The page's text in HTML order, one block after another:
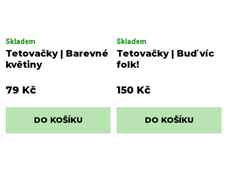
Tetovačky | Barevné
květiny
Skladem
79 Kč
DO KOŠÍKU
Tetovačky | Buď víc
folk!
Skladem
150 Kč
DO KOŠÍKU